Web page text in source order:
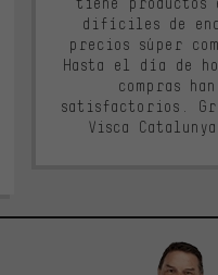
difíciles de
precios súper
Hasta el día de
compras
satisfactorios.
Visca